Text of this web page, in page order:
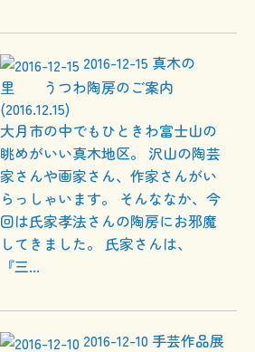
2016-12-15 真木の
里 うつわ陶房のご案内
(2016.12.15)
大月市の中でもひときわ富士山の
眺めがいい真木地区。 沢山の陶芸
家さんや画家さん、作家さんがい
らっしゃいます。 そんななか、今
回は氏家孝法さんの陶房にお邪魔
してきました。 氏家さんは、
『三...
2016-12-10 手芸作品展